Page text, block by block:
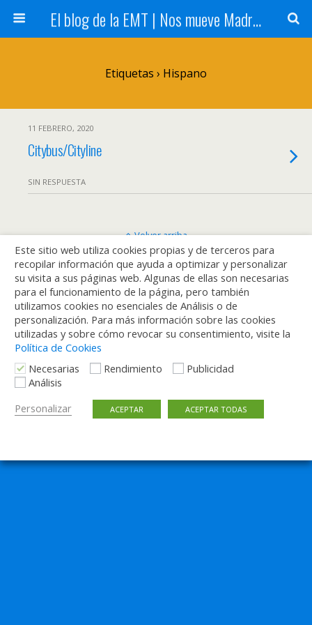
El blog de la EMT | Nos mueve Madrid
Etiquetas › Hispano
11 FEBRERO, 2020
Citybus/Cityline
SIN RESPUESTA
Volver arriba
Móvil Escritorio
Este sitio web utiliza cookies propias y de terceros para
recopilar información que ayuda a optimizar y personalizar
su visita a sus páginas web. Algunas de ellas son necesarias
para el funcionamiento de la página, pero también
utilizamos cookies no esenciales de Análisis o de
personalización. Para más información sobre las cookies
utilizadas y sobre cómo revocar su consentimiento, visite la
Política de Cookies
Necesarias
Rendimiento
Publicidad
Análisis
Personalizar
ACEPTAR ACEPTAR TODAS